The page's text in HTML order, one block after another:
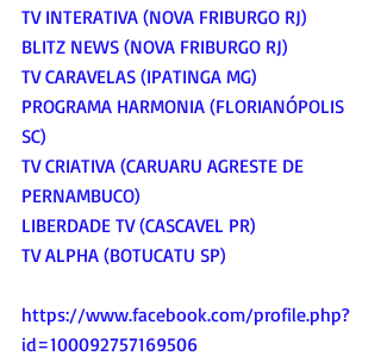
TV INTERATIVA (NOVA FRIBURGO RJ)
BLITZ NEWS (NOVA FRIBURGO RJ)
TV CARAVELAS (IPATINGA MG)
PROGRAMA HARMONIA (FLORIANÓPOLIS
SC)
TV CRIATIVA (CARUARU AGRESTE DE
PERNAMBUCO)
LIBERDADE TV (CASCAVEL PR)
TV ALPHA (BOTUCATU SP)
https://www.facebook.com/profile.php?
id=100092757169506